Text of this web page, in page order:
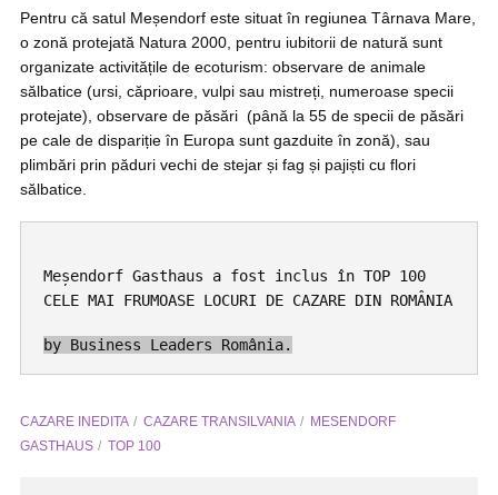
Pentru că satul Meșendorf este situat în regiunea Târnava Mare,
o zonă protejată Natura 2000, pentru iubitorii de natură sunt
organizate activitățile de ecoturism: observare de animale
sălbatice (ursi, căprioare, vulpi sau mistreți, numeroase specii
protejate), observare de păsări (până la 55 de specii de păsări
pe cale de dispariție în Europa sunt gazduite în zonă), sau
plimbări prin păduri vechi de stejar și fag și pajiști cu flori
sălbatice.
Meșendorf Gasthaus a fost inclus în TOP 100
CELE MAI FRUMOASE LOCURI DE CAZARE DIN ROMÂNIA
by Business Leaders România.
CAZARE INEDITA CAZARE TRANSILVANIA
MESENDORF
GASTHAUS
TOP 100